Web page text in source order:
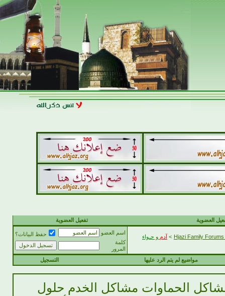
العضوية تفعيل العضوية
> آدم و حـواء
اسم العضو
حفظ البيانات؟
كلمة
المرور
مواضيع لم يتم الرد عليها
التسجيل
الحماوات مشاكل الخدم حلول